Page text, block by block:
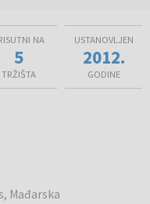
NA
5
TRŽIŠTA
USTANOVLJEN
2012.
GODINE
Mađarska